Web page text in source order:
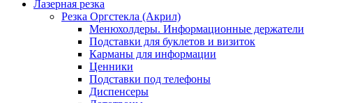
Лазерная резка
Резка Оргстекла (Акрил)
Менюхолдеры. Информационные держатели
Подставки для буклетов и визиток
Карманы для информации
Ценники
Подставки под телефоны
Диспенсеры